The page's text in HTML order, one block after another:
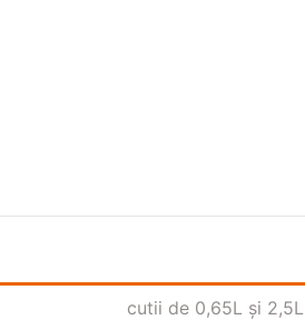
cutii de 0,65L şi